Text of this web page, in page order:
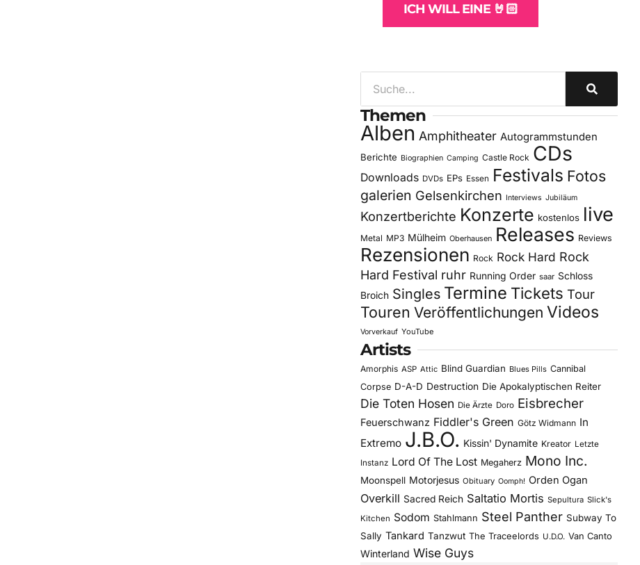
ICH WILL EINE 🤘🏻
Themen
Alben Amphitheater Autogrammstunden
Berichte Biographien Camping Castle Rock CDs
Downloads DVDs EPs Essen Festivals Fotos
galerien Gelsenkirchen Interviews Jubiläum
Konzertberichte Konzerte kostenlos live
Metal MP3 Mülheim Oberhausen Releases Reviews
Rezensionen Rock Rock Hard Rock
Hard Festival ruhr Running Order saar Schloss
Broich Singles Termine Tickets Tour
Touren Veröffentlichungen Videos
Vorverkauf YouTube
Artists
Amorphis ASP Attic Blind Guardian Blues Pills Cannibal
Corpse D-A-D Destruction Die Apokalyptischen Reiter
Die Toten Hosen Die Ärzte Doro Eisbrecher
Feuerschwanz Fiddler's Green Götz Widmann In
Extremo J.B.O. Kissin' Dynamite Kreator Letzte
Instanz Lord Of The Lost Megaherz Mono Inc.
Moonspell Motorjesus Obituary Oomph! Orden Ogan
Overkill Sacred Reich Saltatio Mortis Sepultura Slick's
Kitchen Sodom Stahlmann Steel Panther Subway To
Sally Tankard Tanzwut The Traceelords U.D.O. Van Canto
Winterland Wise Guys